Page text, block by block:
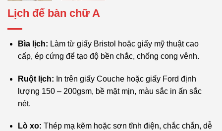
Lịch để bàn chữ A
Bìa lịch: Làm từ giấy Bristol hoặc giấy mỹ thuật cao
cấp, ép cứng để tạo độ bền chắc, chống cong vênh.
Ruột lịch: In trên giấy Couche hoặc giấy Ford định
lượng 150 – 200gsm, bề mặt mịn, màu sắc in ấn sắc
nét.
Lò xo: Thép mạ kẽm hoặc sơn tĩnh điện, chắc chắn, dễ